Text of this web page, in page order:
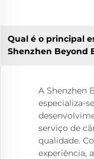
Qual é o principal
Shenzhen Beyond
A Shenzhen
especializa-
serviço de
qualidade.
experiência,